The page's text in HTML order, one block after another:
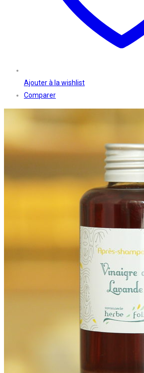
Ajouter à la wishlist
Comparer